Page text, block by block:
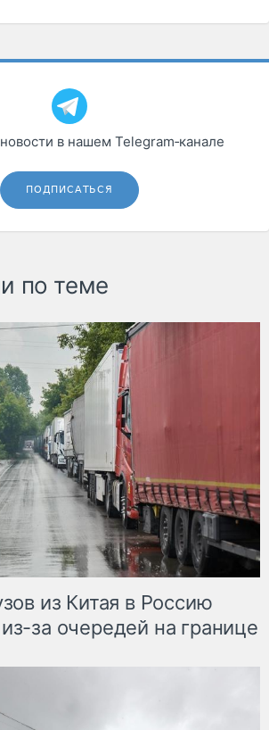
в нашем Telegram‑канале
ПОДПИСАТЬСЯ
по теме
из Китая в Россию
за очередей на границе